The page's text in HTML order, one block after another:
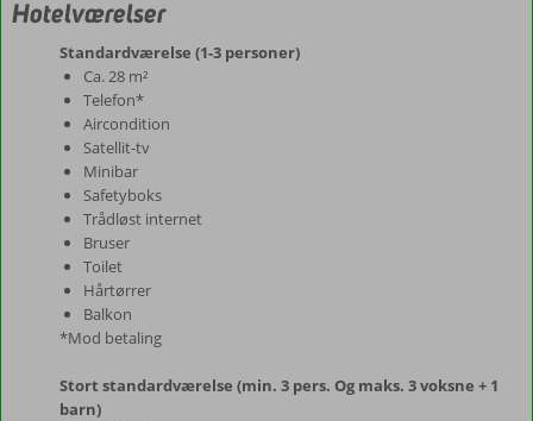
Hotelværelser
Standardværelse (1-3 personer)
Ca. 28 m²
Telefon*
Aircondition
Satellit-tv
Minibar
Safetyboks
Trådløst internet
Bruser
Toilet
Hårtørrer
Balkon
*Mod betaling
Stort standardværelse (min. 3 pers. Og maks. 3 voksne + 1
barn)